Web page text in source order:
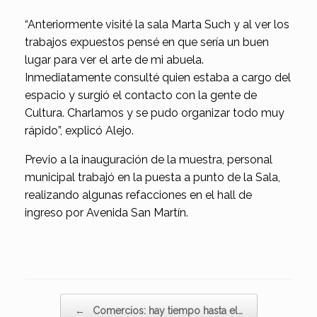
“Anteriormente visité la sala Marta Such y al ver los
trabajos expuestos pensé en que sería un buen
lugar para ver el arte de mi abuela.
Inmediatamente consulté quien estaba a cargo del
espacio y surgió el contacto con la gente de
Cultura. Charlamos y se pudo organizar todo muy
rápido”, explicó Alejo.
Previo a la inauguración de la muestra, personal
municipal trabajó en la puesta a punto de la Sala,
realizando algunas refacciones en el hall de
ingreso por Avenida San Martín.
← Comercios: hay tiempo hasta el…